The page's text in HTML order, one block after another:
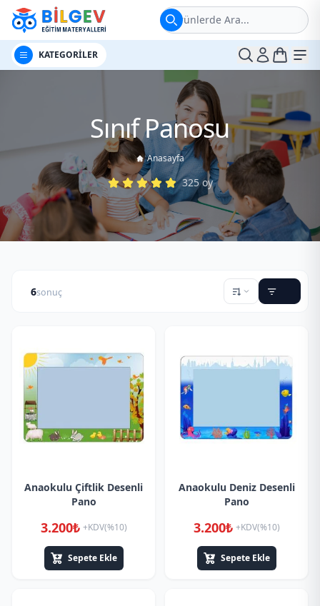
Ürünlerde Ara...
KATEGORİLER
Sınıf Panosu
Anasayfa
325 oy
6sonuç
Anaokulu Çiftlik Desenli
Pano
3.200₺ +KDV(%10)
Sepete Ekle
Anaokulu Deniz Desenli
Pano
3.200₺ +KDV(%10)
Sepete Ekle